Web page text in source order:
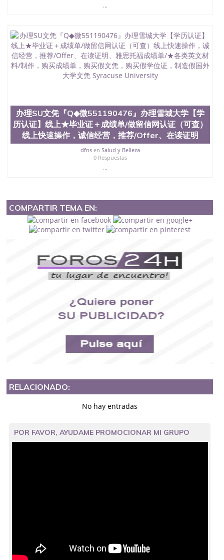
...
办理SU文凭『Q◆微551190476』办理雪城大学【学
历认证】线上★毕业证＋成绩单/做留信网认证（可查）
线上快速操作，诚信经营，推荐/Offer、在读证明
dfnsen Salud y Belleza
0 Respuestas
...
COMPARTIR TEMA EN:
RELACIONADO:
No hay entradas
POR FAVOR, AYUDAME PROMOCIONAR MI GRUPO